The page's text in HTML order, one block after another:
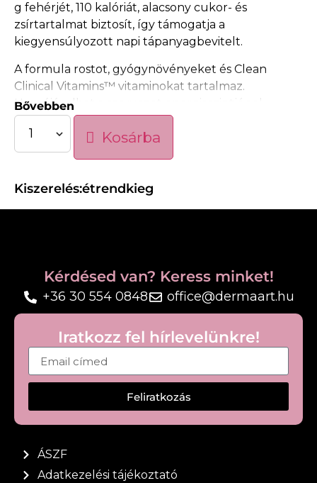
g fehérjét, 110 kalóriát, alacsony cukor- és
zsírtartalmat biztosít, így támogatja a
kiegyensúlyozott napi tápanyagbevitelt.
A formula rostot, gyógynövényeket és Clean
Clinical Vitamins™ vitaminokat tartalmaz.
Hozzájárulhat a szervezet energiaszintjének
fenntartásához és a napi rutin támogatásához.
Finom csokoládé ízű, önmagában vagy smoothie
részeként is fogyasztható.
Tulajdonságok:
Bio tök- és borsófehérje
Szuperzöldek és szuperételek
110 kalória/adag
1 g cukor, 2 g zsír
Csokoládé íz
Sütéshez is alkalmas
Használat:
¾ csésze hűtött mandulatejjel, tejjel vagy vízzel.
Smoothie-ba vagy akár kávéba is keverhető.
Bővebben
Kosárba
Kiszerelés:étrendkieg
Iratkozz fel hírlevelünkre!
Feliratkozás
Kérdésed van? Keress minket!
+36 30 554 0848 office@dermaart.hu
ÁSZF
Adatkezelési tájékoztató